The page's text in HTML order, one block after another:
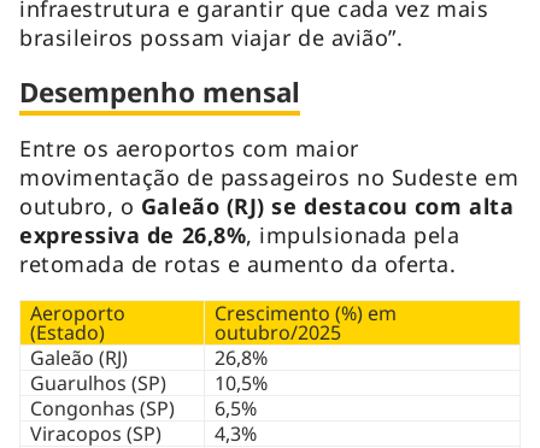
infraestrutura e garantir que cada vez mais
brasileiros possam viajar de avião”.
Desempenho mensal
Entre os aeroportos com maior
movimentação de passageiros no Sudeste em
outubro, o Galeão (RJ) se destacou com alta
expressiva de 26,8%, impulsionada pela
retomada de rotas e aumento da oferta.
Aeroporto
(Estado)
Crescimento (%) em
outubro/2025
Galeão (RJ)
26,8%
Guarulhos (SP)
10,5%
Congonhas (SP)
6,5%
Viracopos (SP)
4,3%